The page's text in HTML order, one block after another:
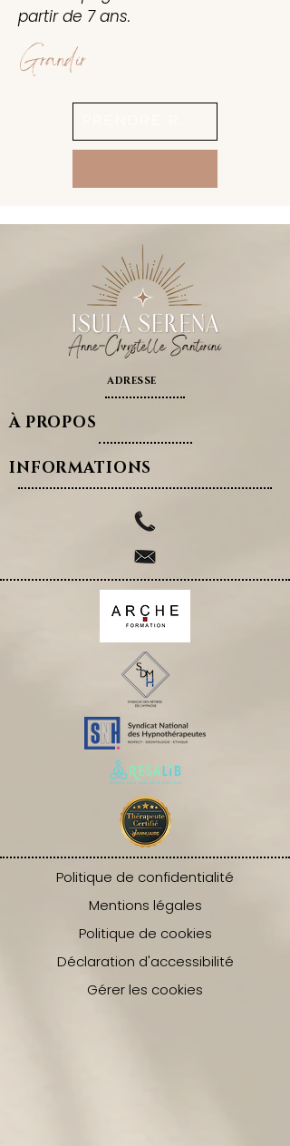
partir de 7 ans.
Grandir
ADRESSE
À PROPOS
INFORMATIONS
Politique de confidentialité
Mentions légales
Politique de cookies
Déclaration d'accessibilité
Gérer les cookies